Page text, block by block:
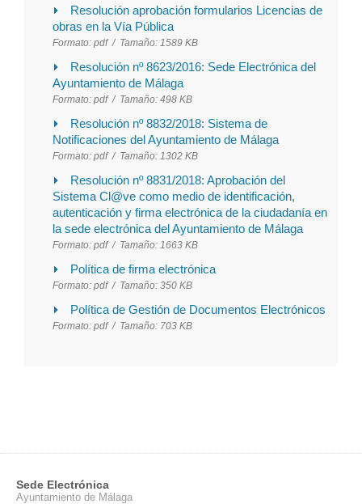
Resolución aprobación formularios Licencias de
obras en la Vía Pública
Formato: pdf / Tamaño: 1589 KB
Resolución nº 8623/2016: Sede Electrónica del
Ayuntamiento de Málaga
Formato: pdf / Tamaño: 498 KB
Resolución nº 8832/2018: Sistema de
Notificaciones del Ayuntamiento de Málaga
Formato: pdf / Tamaño: 1302 KB
Resolución nº 8831/2018: Aprobación del
Sistema Cl@ve como medio de identificación,
autenticación y firma electrónica de la ciudadanía en
la sede electrónica del Ayuntamiento de Málaga
Formato: pdf / Tamaño: 1663 KB
Política de firma electrónica
Formato: pdf / Tamaño: 350 KB
Política de Gestión de Documentos Electrónicos
Formato: pdf / Tamaño: 703 KB
Sede Electrónica
Ayuntamiento de Málaga